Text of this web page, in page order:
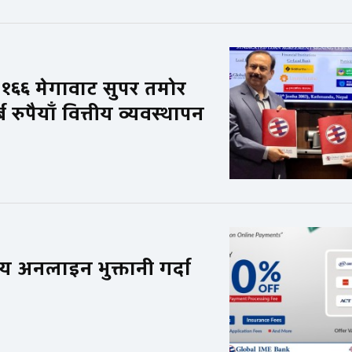
मेगावाट सुपर तमोर
वित्तीय व्यवस्थापन
अनलाइन भुक्तानी गर्दा